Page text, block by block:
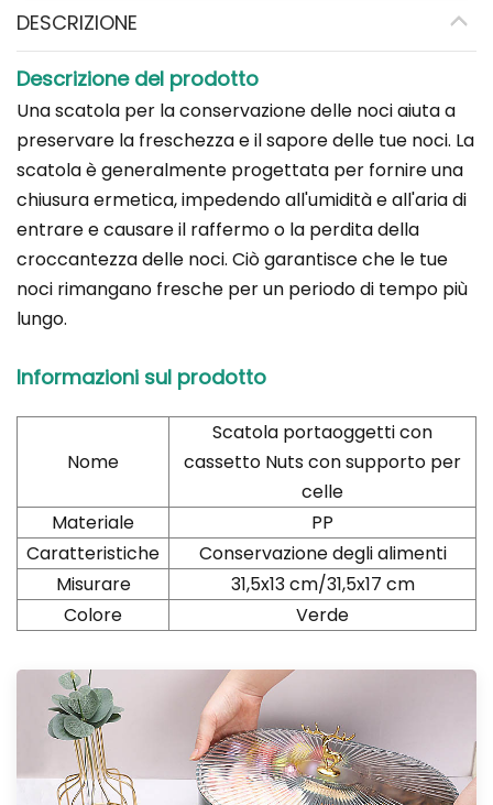
DESCRIZIONE
Descrizione del prodotto
Una scatola per la conservazione delle noci aiuta a
preservare la freschezza e il sapore delle tue noci. La
scatola è generalmente progettata per fornire una
chiusura ermetica, impedendo all'umidità e all'aria di
entrare e causare il raffermo o la perdita della
croccantezza delle noci. Ciò garantisce che le tue
noci rimangano fresche per un periodo di tempo più
lungo.
Informazioni sul prodotto
Nome
Scatola portaoggetti con
cassetto Nuts con supporto per
celle
Materiale
PP
Caratteristiche
Conservazione degli alimenti
Misurare
31,5x13 cm/31,5x17 cm
Colore
Verde